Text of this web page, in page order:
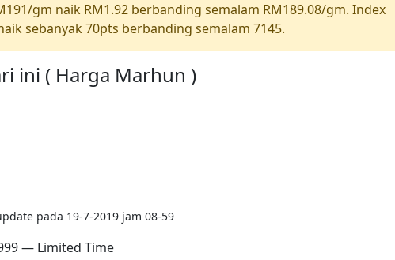
gm naik RM1.92 berbanding semalam RM189.08/gm. Index
sebanyak 70pts berbanding semalam 7145.
ini ( Harga Marhun )
pada 19-7-2019 jam 08-59
— Limited Time